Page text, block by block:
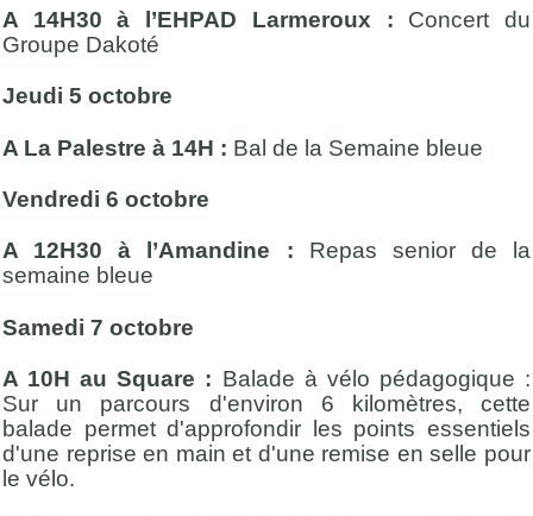
A 14H30 à l’EHPAD Larmeroux : Concert du
Groupe Dakoté
Jeudi 5 octobre
A La Palestre à 14H : Bal de la Semaine bleue
Vendredi 6 octobre
A 12H30 à l’Amandine : Repas senior de la
semaine bleue
Samedi 7 octobre
A 10H au Square : Balade à vélo pédagogique :
Sur un parcours d'environ 6 kilomètres, cette
balade permet d'approfondir les points essentiels
d'une reprise en main et d'une remise en selle pour
le vélo.